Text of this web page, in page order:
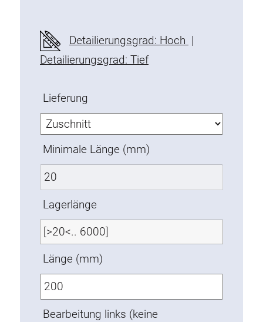
Befestigungsleisten
Uniblöcke
Befestigungswinkel
T-Schrauben
Gewindeteile
Gewindeplatten
Doppelgewindeplatten
Halbrundgewindeplatten
Nutensteine
Nutensteine schwenkbar
Doppelnutensteine
Hammermuttern
Verdrehsicherungen
Gewindeeinsätze
Bodenverbindungselemente
Detailierungsgrad: Hoch |
Detailierungsgrad: Tief
Lieferung
Minimale Länge (mm)
Lagerlänge
Länge (mm)
Bearbeitung links (keine